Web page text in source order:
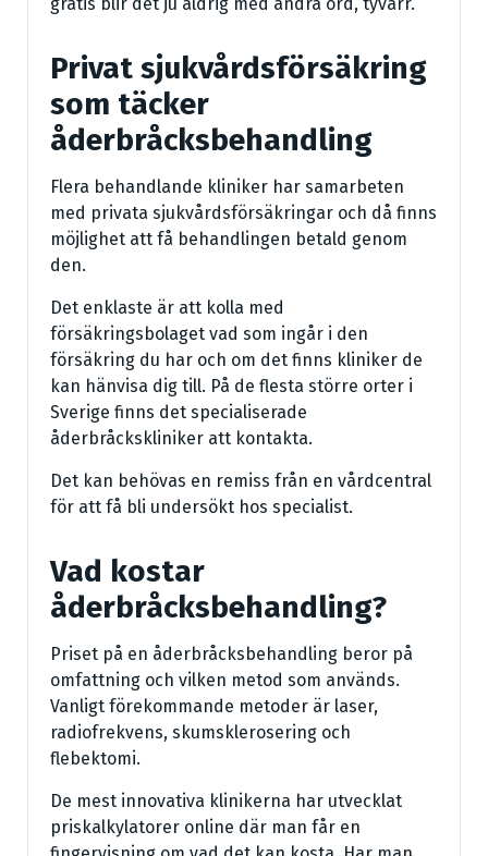
Privat sjukvårdsförsäkring
som täcker
åderbråcksbehandling
Flera behandlande kliniker har samarbeten
med privata sjukvårdsförsäkringar och då finns
möjlighet att få behandlingen betald genom
den.
Det enklaste är att kolla med
försäkringsbolaget vad som ingår i den
försäkring du har och om det finns kliniker de
kan hänvisa dig till. På de flesta större orter i
Sverige finns det specialiserade
åderbråckskliniker att kontakta.
Det kan behövas en remiss från en vårdcentral
för att få bli undersökt hos specialist.
Vad kostar
åderbråcksbehandling?
Priset på en åderbråcksbehandling beror på
omfattning och vilken metod som används.
Vanligt förekommande metoder är laser,
radiofrekvens, skumsklerosering och
flebektomi.
De mest innovativa klinikerna har utvecklat
priskalkylatorer online där man får en